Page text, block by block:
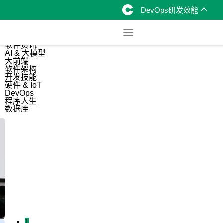
DevOps研发效能
软件资讯
AI & 大模型
大前端
软件架构
开发技能
硬件 & IoT
DevOps
程序人生
数据库
1